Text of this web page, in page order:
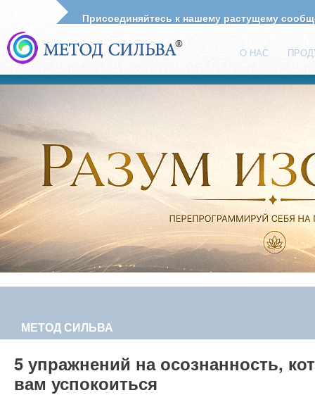
О НАС
Присоединяйтесь к нашему растущему
МЕТОД СИЛЬВА
5 упражнений на осознанность,
вам успокоиться